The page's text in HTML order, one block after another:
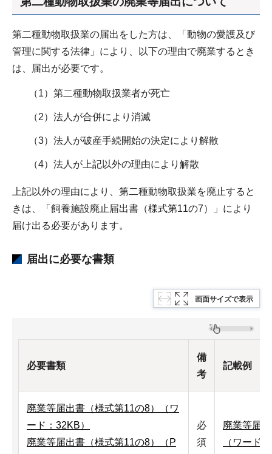
第二種動物取扱業の届出をした方は、「動物の愛護及び
管理に関する法律」により、以下の理由で廃業するとき
は、届出が必要です。
（1）第二種動物取扱業者が死亡
（2）法人が合併により消滅
（3）法人が破産手続開始の決定により解散
（4）法人が上記以外の理由により解散
上記以外の理由により、第二種動物取扱業を廃止すると
きは、「飼養施設廃止届出書（様式第11の7）」により
届け出る必要があります。
届出に必要な書類
画面サイズで表示
必要書類
備
考
記載例
廃業等届出書（様式第11の8）（ワ
ード：32KB）
廃業等届出書（様式第11の8）（P
必
須
廃業等届
（ワード